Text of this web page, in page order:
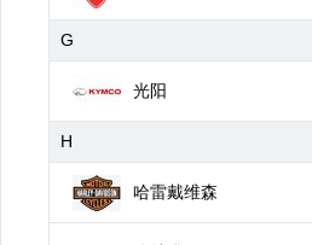
G
光阳
H
哈雷戴维森